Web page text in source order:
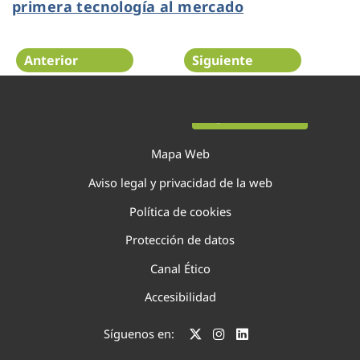
primera tecnología al mercado
Anterior Siguiente
Mapa Web
Aviso legal y privacidad de la web
Política de cookies
Protección de datos
Canal Ético
Accesibilidad
Síguenos en: